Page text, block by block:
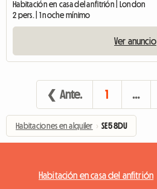
Habitación en casa del anfitrión | London
2 pers. | 1 noche mínimo
Ver anuncio
❮ Ante. 1 …
Habitaciones en alquiler › SE5 8DU
Habitación en casa del anfitrión